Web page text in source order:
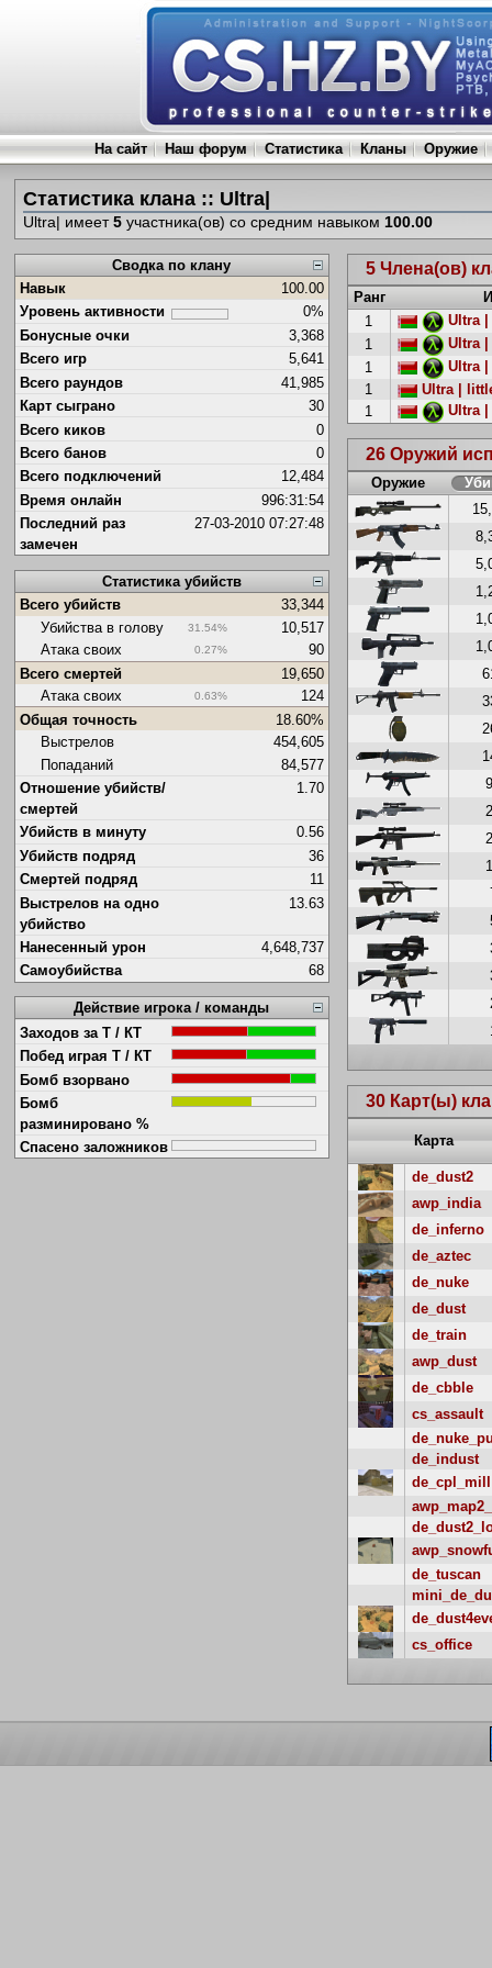
На сайт Наш форум Статистика Кланы Оружие
Статистика клана :: Ultra|
Ultra| имеет5участника(ов) со средним навыком 100.00
Сводка по клану
Навык
100.00
Уровень активности
0%
Бонусные очки
3,368
Всего игр
5,641
Всего раундов
41,985
Карт сыграно
30
Всего киков
0
Всего банов
0
Всего подключений
12,484
Время онлайн
996:31:54
Последний раз
замечен
27-03-2010 07:27:48
Статистика убийств
Всего убийств
33,344
Убийства в голову
31.54%
10,517
Атака своих
0.27%
90
Всего смертей
19,650
Атака своих
0.63%
124
Общая точность
18.60%
Выстрелов
454,605
Попаданий
84,577
Отношение убийств/
смертей
1.70
Убийств в минуту
0.56
Убийств подряд
36
Смертей подряд
11
Выстрелов на одно
убийство
13.63
Нанесенный урон
4,648,737
Самоубийства
68
Действие игрока / команды
Заходов за Т / КТ
Побед играя Т / КТ
Бомб взорвано
Бомб
разминировано %
Спасено заложников
5 Члена(ов)
Ранг
1
Ultra |
1
Ultra |
1
Ultra |
1
Ultra |
1
Ultra |
26 Оружий
Оружие
30 Карт(ы)
Карта
de_dust2
awp_india
de_inferno
de_aztec
de_nuke
de_dust
de_train
awp_dust
de_cbble
cs_assault
de_indust
de_cpl_mill
de_tuscan
cs_office